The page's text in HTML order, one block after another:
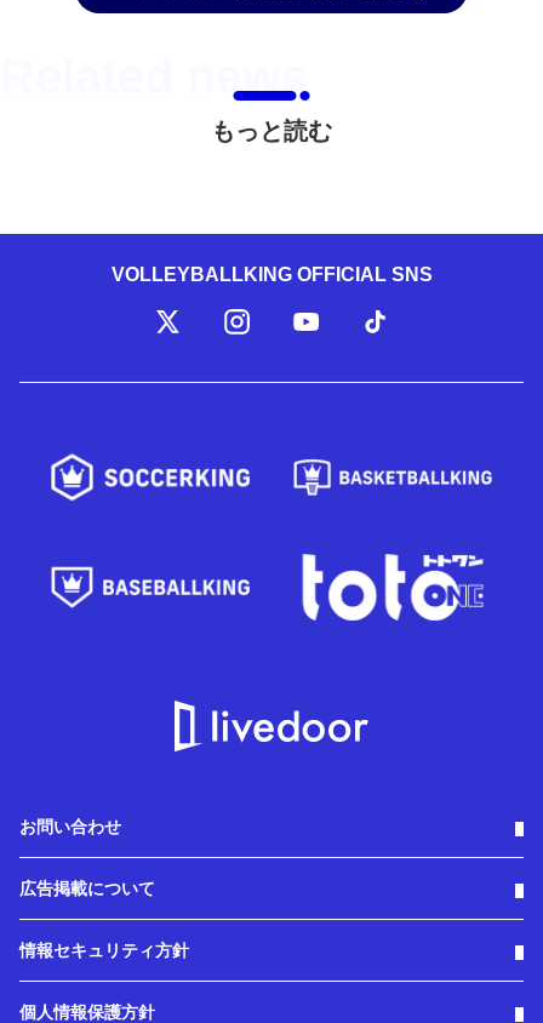
もっと読む
VOLLEYBALLKING OFFICIAL SNS
お問い合わせ
広告掲載について
情報セキュリティ方針
個人情報保護方針